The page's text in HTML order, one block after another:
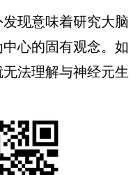
现意味着研究大脑
心的固有观念。如
法理解与神经元生